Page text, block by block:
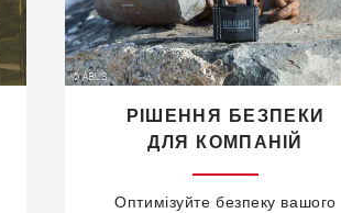
РІШЕННЯ БЕЗПЕКИ
ДЛЯ КОМПАНІЙ
Оптимізуйте безпеку вашого